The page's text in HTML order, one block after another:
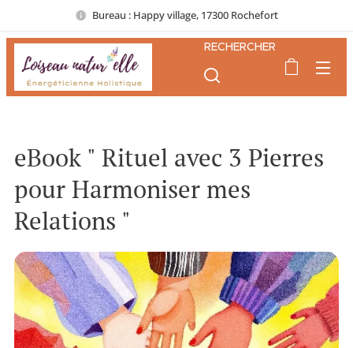
Bureau : Happy village, 17300 Rochefort
RECHERCHER
eBook " Rituel avec 3 Pierres
pour Harmoniser mes
Relations "